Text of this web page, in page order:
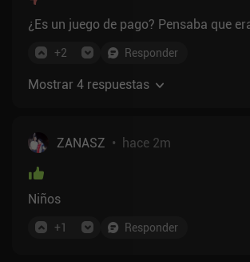
¿Es un juego de pago? Pensaba que
+2 Responder
Mostrar 4 respuestas
ZANASZ • hace 2m
Niños
+1 Responder